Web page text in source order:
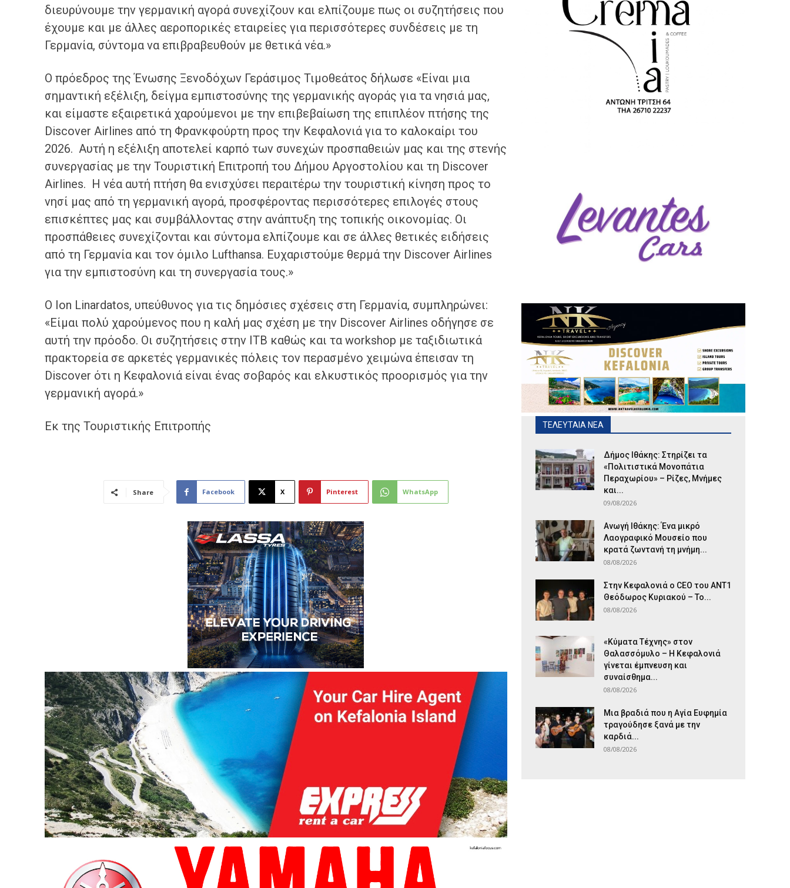
διευρύνουμε την γερμανική αγορά συνεχίζουν και ελπίζουμε πως οι συζητήσεις που
έχουμε και με άλλες αεροπορικές εταιρείες για περισσότερες συνδέσεις με τη
Γερμανία, σύντομα να επιβραβευθούν με θετικά νέα.»
Ο πρόεδρος της Ένωσης Ξενοδόχων Γεράσιμος Τιμοθεάτος δήλωσε «Είναι μια
σημαντική εξέλιξη, δείγμα εμπιστοσύνης της γερμανικής αγοράς για τα νησιά μας,
και είμαστε εξαιρετικά χαρούμενοι με την επιβεβαίωση της επιπλέον πτήσης της
Discover Airlines από τη Φρανκφούρτη προς την Κεφαλονιά για το καλοκαίρι του
2026. Αυτή η εξέλιξη αποτελεί καρπό των συνεχών προσπαθειών μας και της στενής
συνεργασίας με την Τουριστική Επιτροπή του Δήμου Αργοστολίου και τη Discover
Airlines. Η νέα αυτή πτήση θα ενισχύσει περαιτέρω την τουριστική κίνηση προς το
νησί μας από τη γερμανική αγορά, προσφέροντας περισσότερες επιλογές στους
επισκέπτες μας και συμβάλλοντας στην ανάπτυξη της τοπικής οικονομίας. Οι
προσπάθειες συνεχίζονται και σύντομα ελπίζουμε και σε άλλες θετικές ειδήσεις
από τη Γερμανία και τον όμιλο Lufthansa. Ευχαριστούμε θερμά την Discover Airlines
για την εμπιστοσύνη και τη συνεργασία τους.»
Ο Ion Linardatos, υπεύθυνος για τις δημόσιες σχέσεις στη Γερμανία, συμπληρώνει:
«Είμαι πολύ χαρούμενος που η καλή μας σχέση με την Discover Airlines οδήγησε σε
αυτή την πρόοδο. Οι συζητήσεις στην ITB καθώς και τα workshop με ταξιδιωτικά
πρακτορεία σε αρκετές γερμανικές πόλεις τον περασμένο χειμώνα έπεισαν τη
Discover ότι η Κεφαλονιά είναι ένας σοβαρός και ελκυστικός προορισμός για την
γερμανική αγορά.»
Εκ της Τουριστικής Επιτροπής
Share Facebook X Pinterest WhatsApp
ΤΕΛΕΥΤΑΙΑ ΝΕΑ
Δήμος Ιθάκης: Στηρίζει τα
«Πολιτιστικά Μονοπάτια
Περαχωρίου» – Ρίζες, Μνήμες
και...
09/08/2026
Ανωγή Ιθάκης: Ένα μικρό
Λαογραφικό Μουσείο που
κρατά ζωντανή τη μνήμη...
08/08/2026
Στην Κεφαλονιά ο CEO του ANT1
Θεόδωρος Κυριακού – Το...
08/08/2026
«Κύματα Τέχνης» στον
Θαλασσόμυλο – Η Κεφαλονιά
γίνεται έμπνευση και
συναίσθημα...
08/08/2026
Μια βραδιά που η Αγία Ευφημία
τραγούδησε ξανά με την
καρδιά...
08/08/2026